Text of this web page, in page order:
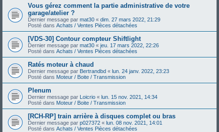
Vous gérez comment la partie administrative de votre
garage/atelier ?
Dernier message par mat30 « dim. 27 mars 2022, 21:29
Posté dans Achats / Ventes Pièces détachées
[VDS-30] Contour compteur Shiftlight
Dernier message par mat30 « jeu. 17 mars 2022, 22:26
Posté dans Achats / Ventes Pièces détachées
Ratés moteur à chaud
Dernier message par Bertrandbd « lun. 24 janv. 2022, 23:23
Posté dans Moteur / Boite / Transmission
Plenum
Dernier message par Loicrio « lun. 15 nov. 2021, 14:34
Posté dans Moteur / Boite / Transmission
[RCH-RP] train arrière à disques complet ou bras
Dernier message par p027372 « lun. 08 nov. 2021, 14:01
Posté dans Achats / Ventes Pièces détachées